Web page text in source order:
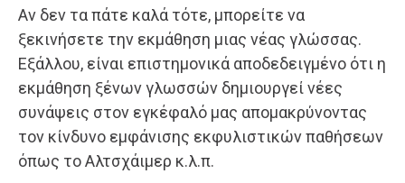
Αν δεν τα πάτε καλά τότε, μπορείτε να
ξεκινήσετε την εκμάθηση μιας νέας γλώσσας.
Εξάλλου, είναι επιστημονικά αποδεδειγμένο ότι η
εκμάθηση ξένων γλωσσών δημιουργεί νέες
συνάψεις στον εγκέφαλό μας απομακρύνοντας
τον κίνδυνο εμφάνισης εκφυλιστικών παθήσεων
όπως το Αλτσχάιμερ κ.λ.π.